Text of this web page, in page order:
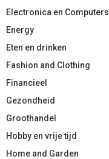
Electronica en Computers
Energy
Eten en drinken
Fashion and Clothing
Financieel
Gezondheid
Groothandel
Hobby en vrije tijd
Home and Garden